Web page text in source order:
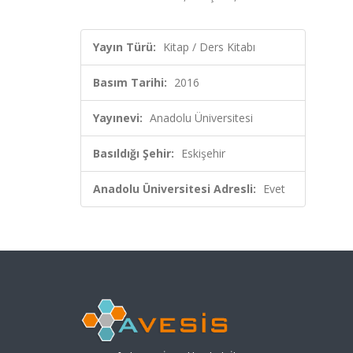
Yayın Türü: Kitap / Ders Kitabı
Basım Tarihi: 2016
Yayınevi: Anadolu Üniversitesi
Basıldığı Şehir: Eskişehir
Anadolu Üniversitesi Adresli: Evet